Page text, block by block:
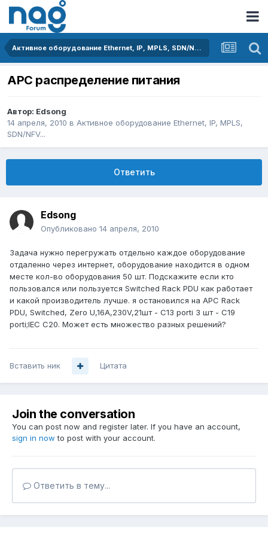
Активное оборудование Ethernet, IP, MPLS, SDN/NFV...
APC распределение питания
Автор: Edsong
14 апреля, 2010 в Активное оборудование Ethernet, IP, MPLS,
SDN/NFV...
Ответить
Edsong
Опубликовано 14 апреля, 2010
Задача нужно перегружать отдельно каждое оборудование
отдаленно через интернет, оборудование находится в одном
месте кол-во оборудования 50 шт. Подскажите если кто
пользовался или пользуется Switched Rack PDU как работает
и какой производитель лучше. я остановился на APC Rack
PDU, Switched, Zero U,16A,230V,21шт - C13 porti 3 шт - C19
porti;IEC C20. Может есть множество разных решений?
Вставить ник Цитата
Join the conversation
You can post now and register later. If you have an account,
sign in now to post with your account.
Ответить в тему...